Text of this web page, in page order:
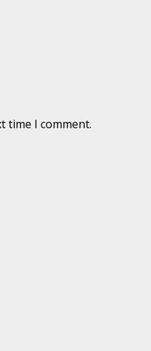
time I comment.